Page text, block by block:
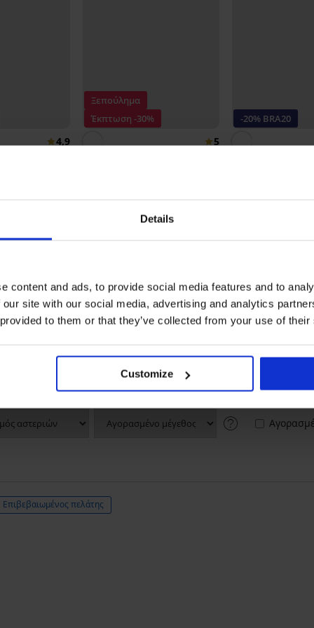
Details
content and ads, to provide social media features and to
site with our social media, advertising and analytics
to them or that they’ve collected from your use of
Customize
4,9
BRA20
Ξεπούλημα
Έκπτωση -30%
5
-20% BRA20
43,99 € κωδικός:
Σουτιέν Divine minimizer, χωρίς
5
11x
3
1x
1
Επιβεβαιωμένος πελάτης